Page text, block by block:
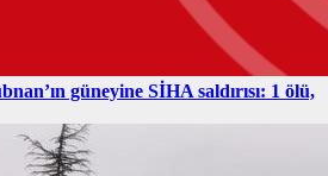
güneyine SİHA saldırısı: 1 ölü,